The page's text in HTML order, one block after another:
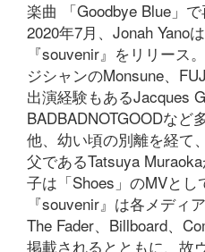
楽曲 「Goodbye Blue」
2020年7月、Jonah Yano
『souvenir』をリリース
ジシャンのMonsune、
出演経験もあるJacques
BADBADNOTGOODなど
他、幼い頃の別離を経て
父であるTatsuya
子は「Shoes」のMVとし
『souvenir』は各メディ
The Fader、Billboard、
掲載されるとともに、故